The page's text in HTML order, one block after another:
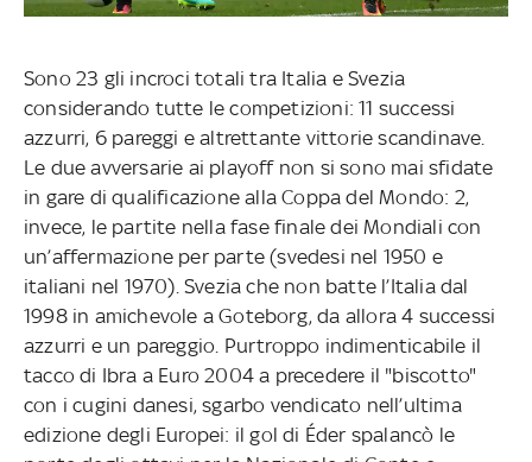
Sono 23 gli incroci totali tra Italia e Svezia
considerando tutte le competizioni: 11 successi
azzurri, 6 pareggi e altrettante vittorie scandinave.
Le due avversarie ai playoff non si sono mai sfidate
in gare di qualificazione alla Coppa del Mondo: 2,
invece, le partite nella fase finale dei Mondiali con
un’affermazione per parte (svedesi nel 1950 e
italiani nel 1970). Svezia che non batte l’Italia dal
1998 in amichevole a Goteborg, da allora 4 successi
azzurri e un pareggio. Purtroppo indimenticabile il
tacco di Ibra a Euro 2004 a precedere il "biscotto"
con i cugini danesi, sgarbo vendicato nell’ultima
edizione degli Europei: il gol di Éder spalancò le